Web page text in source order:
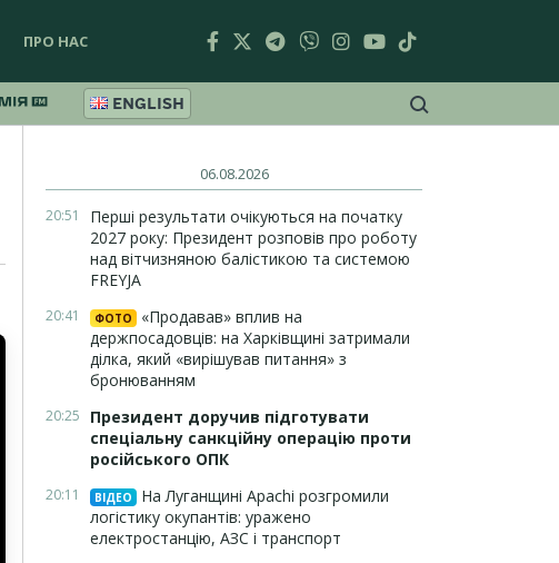
ПРО НАС
ENGLISH
06.08.2026
20:51
Перші результати очікуються на початку
2027 року: Президент розповів про роботу
над вітчизняною балістикою та системою
FREYJA
20:41 ФОТО
«Продавав» вплив на
держпосадовців: на Харківщині затримали
ділка, який «вирішував питання» з
бронюванням
20:25
Президент доручив підготувати
спеціальну санкційну операцію проти
російського ОПК
20:11 ВІДЕО
На Луганщині Apachi розгромили
логістику окупантів: уражено
електростанцію, АЗС і транспорт